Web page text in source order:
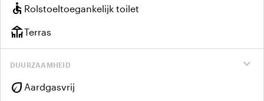
accessible Rolstoeltoegankelijk toilet
deckTerras
expand_more
DUURZAAMHEID
eco Aardgasvrij